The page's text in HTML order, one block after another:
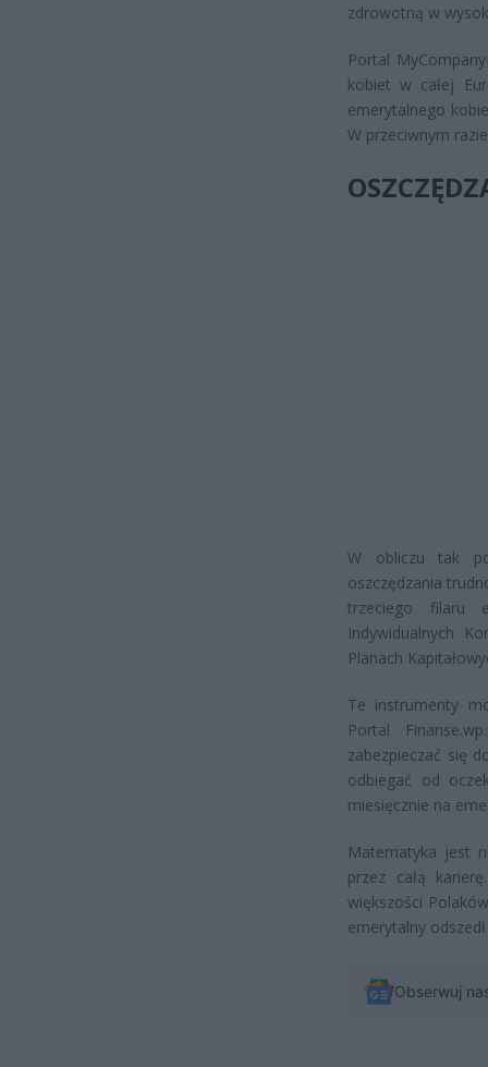
zdrowotną w
Portal
kobiet w całej
emerytalnego
W przeciwnym
W obliczu tak
oszczędzania
trzeciego filaru
Indywidualnych
Planach
Te instrumenty
Portal
zabezpieczać się
odbiegać od
miesięcznie na
Matematyka jest
przez całą
większości
emerytalny
Obserwuj